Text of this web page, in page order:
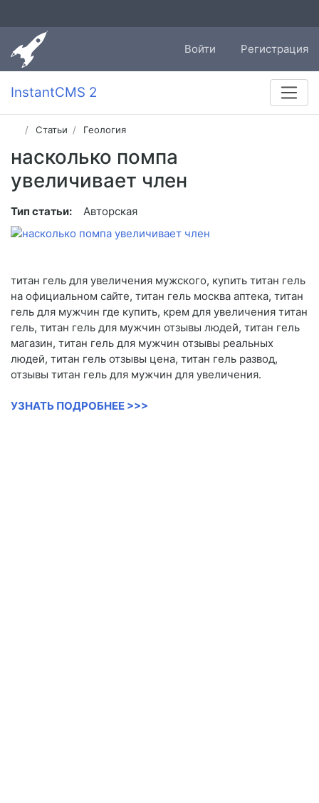
Войти Регистрация
InstantCMS 2
Статьи Геология
насколько помпа
увеличивает член
Тип статьи: Авторская
титан гель для увеличения мужского, купить титан гель
на официальном сайте, титан гель москва аптека, титан
гель для мужчин где купить, крем для увеличения титан
гель, титан гель для мужчин отзывы людей, титан гель
магазин, титан гель для мужчин отзывы реальных
людей, титан гель отзывы цена, титан гель развод,
отзывы титан гель для мужчин для увеличения.
УЗНАТЬ ПОДРОБНЕЕ >>>